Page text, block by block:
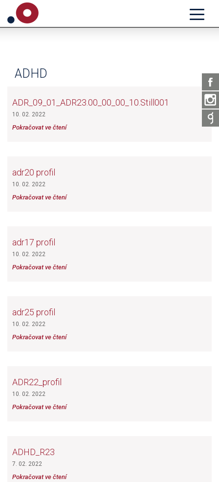
ADHD
ADR_09_01_ADR23.00_00_00_10.Still001
10. 02. 2022
Pokračovat ve čtení
adr20 profil
10. 02. 2022
Pokračovat ve čtení
adr17 profil
10. 02. 2022
Pokračovat ve čtení
adr25 profil
10. 02. 2022
Pokračovat ve čtení
ADR22_profil
10. 02. 2022
Pokračovat ve čtení
ADHD_R23
7. 02. 2022
Pokračovat ve čtení